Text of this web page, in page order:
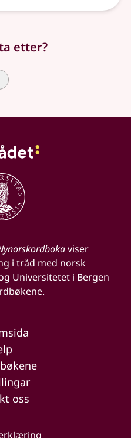
etter?
viser
i tråd med norsk
Universitetet i Bergen
oss